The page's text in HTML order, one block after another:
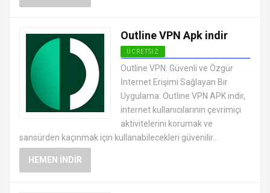
Outline VPN Apk indir
ÜCRETSIZ
ANDROID VPN APK
UYGULAMALARI ÜCRETSIZ
Outline VPN: Güvenli ve Özgür
İnternet Erişimi Sağlayan Bir
Uygulama. Outline VPN APK indir,
internet kullanıcılarının çevrimiçi
aktivitelerini korumak ve
sansürden kaçınmak için kullanabilecekleri güvenilir...
HEMEN İNDIR